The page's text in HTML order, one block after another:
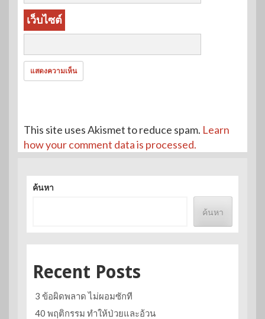
เว็บไซต์
This site uses Akismet to reduce spam. Learn
how your comment data is processed.
ค้นหา
ค้นหา
Recent Posts
3 ข้อผิดพลาด ไม่ผอมซักที
40 พฤติกรรม ทำให้ป่วยและอ้วน